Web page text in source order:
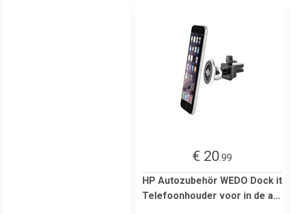
€ 20.99
HP Autozubehör WEDO Dock it
Telefoonhouder voor in de a...